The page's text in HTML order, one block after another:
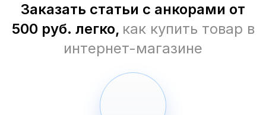
Заказать статьи с анкорами от
500 руб. легко, как купить товар в
интернет-магазине